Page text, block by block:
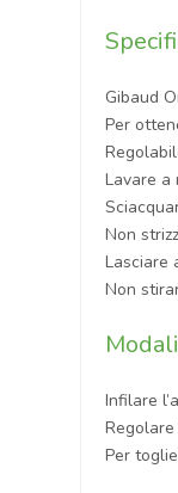
Gibaud
Per
Lavare a
Non
Lasciare
Non
Infilare
Regolare
Per